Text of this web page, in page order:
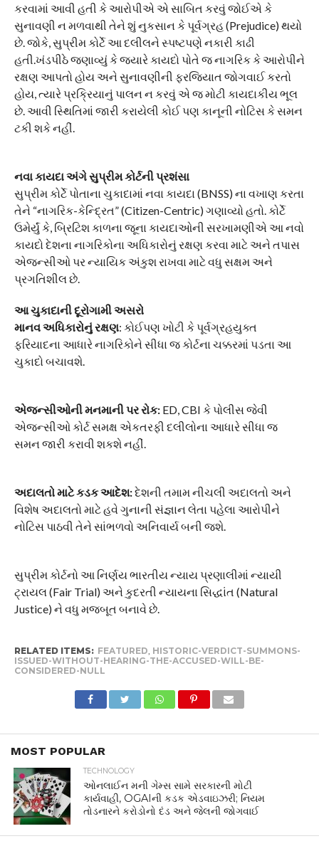
કરવામાં આવી હતી કે આરોપીએ એ સાબિત કરવું જોઈએ કે
સુનાવણી ન મળવાથી તેને શું નુકસાન કે પૂર્વગ્રહ (Prejudice) થયો
છે. જોકે, સુપ્રીમ કોર્ટે આ દલીલને સ્પષ્ટપણે નકારી કાઢી
હતી.ખંડપીઠે જણાવ્યું કે જ્યારે કાયદો પોતે જ નાગરિક કે આરોપીને
રક્ષણ આપતો હોય અને સુનાવણીની ફરજિયાત જોગવાઈ કરતો
હોય, ત્યારે પ્રક્રિયાનું પાલન ન કરવું એ જ મોટી કાયદાકીય ભૂલ
છે. આવી સ્થિતિમાં જારી કરાયેલી કોઈ પણ કાનૂની નોટિસ કે સમન
ટકી શકે નહીં.
નવા કાયદા અંગે સુપ્રીમ કોર્ટની પ્રશંસા
સુપ્રીમ કોર્ટે પોતાના ચુકાદામાં નવા કાયદા (BNSS) ના વખાણ કરતા
તેને “નાગરિક-કેન્દ્રિત” (Citizen-Centric) ગણાવ્યો હતો. કોર્ટે
ઉમેર્યું કે, બ્રિટિશ કાળના જૂના કાયદાઓની સરખામણીએ આ નવો
કાયદો દેશના નાગરિકોના અધિકારોનું રક્ષણ કરવા માટે અને તપાસ
એજન્સીઓ પર ન્યાયિક અંકુશ રાખવા માટે વધુ સક્ષમ અને
પ્રગતિશીલ છે.
આ ચુકાદાની દૂરોગામી અસરો
​માનવ અધિકારોનું રક્ષણ: કોઈપણ ખોટી કે પૂર્વગ્રહયુક્ત
ફરિયાદના આધારે નાગરિકોને સીધા જ કોર્ટના ચક્કરમાં પડતા આ
ચુકાદો બચાવશે.
એજન્સીઓની મનમાની પર રોક:ED, CBI કે પોલીસ જેવી
એજન્સીઓ કોર્ટ સમક્ષ એકતરફી દલીલોના આધારે સીધા જ
સમન જારી કરાવી શકશે નહીં.
અદાલતો માટે કડક આદેશ:દેશની તમામ નીચલી અદાલતો અને
વિશેષ અદાલતો માટે હવે ગુનાની સંજ્ઞાન લેતા પહેલા આરોપીને
નોટિસ પાઠવી તેને સાંભળવો અનિવાર્ય બની જશે.
સુપ્રીમ કોર્ટનો આ નિર્ણય ભારતીય ન્યાય પ્રણાલીમાં ન્યાયી
ટ્રાયલ (Fair Trial) અને કુદરતી ન્યાયના સિદ્ધાંત (Natural
Justice) ને વધુ મજબૂત બનાવે છે.
RELATED ITEMS: FEATURED HISTORIC-VERDICT-SUMMONS-
ISSUED-WITHOUT-HEARING-THE-ACCUSED-WILL-BE-
CONSIDERED-NULL
MOST POPULAR
TECHNOLOGY
ઓનલાઈન મની ગેમ્સ સામે સરકારની મોટી
કાર્યવાહી, OGAIની કડક એડવાઇઝરી; નિયમ
તોડનારને કરોડોનો દંડ અને જેલની જોગવાઈ